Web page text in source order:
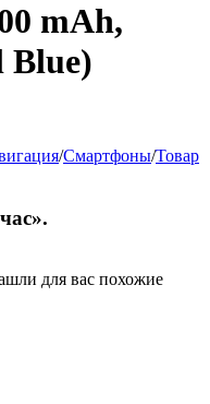
mAh,
Blue)
/Смартфоны/Товар
для вас похожие